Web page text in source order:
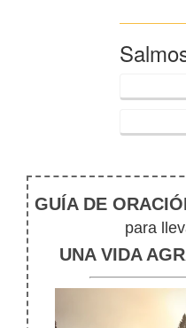
Study
Notas